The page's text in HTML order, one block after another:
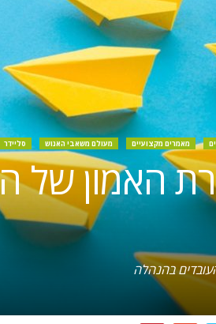
מאמרים מקצועיים מעולם משאבי האנוש סליידר
האמון